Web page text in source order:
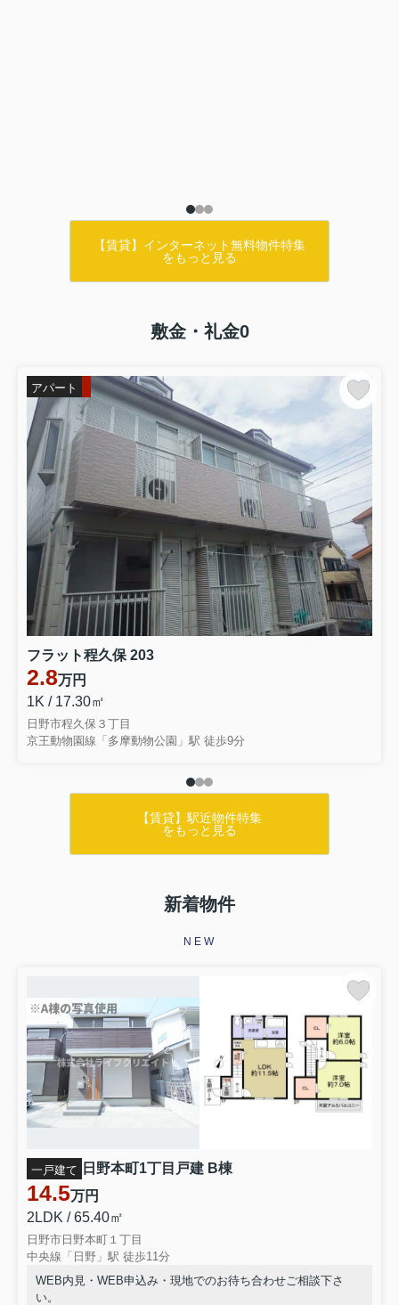
【賃貸】インターネット無料物件特集
をもっと見る
敷金・礼金0
アパート
フラット程久保 203
2.8万円
1K / 17.30㎡
日野市程久保３丁目
京王動物園線「多摩動物公園」駅 徒歩9分
【賃貸】駅近物件特集
をもっと見る
新着物件
NEW
一戸建て 日野本町1丁目戸建 B棟
14.5万円
2LDK / 65.40㎡
日野市日野本町１丁目
中央線「日野」駅 徒歩11分
WEB内見・WEB申込み・現地でのお待ち合わせご相談下さ
い。